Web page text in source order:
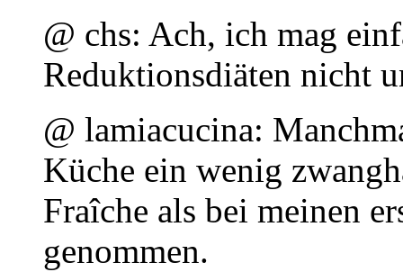
@ chs: Ach, ich mag
Reduktionsdiäten nicht
@ lamiacucina:
Küche ein wenig
Fraîche als bei meinen
genommen.